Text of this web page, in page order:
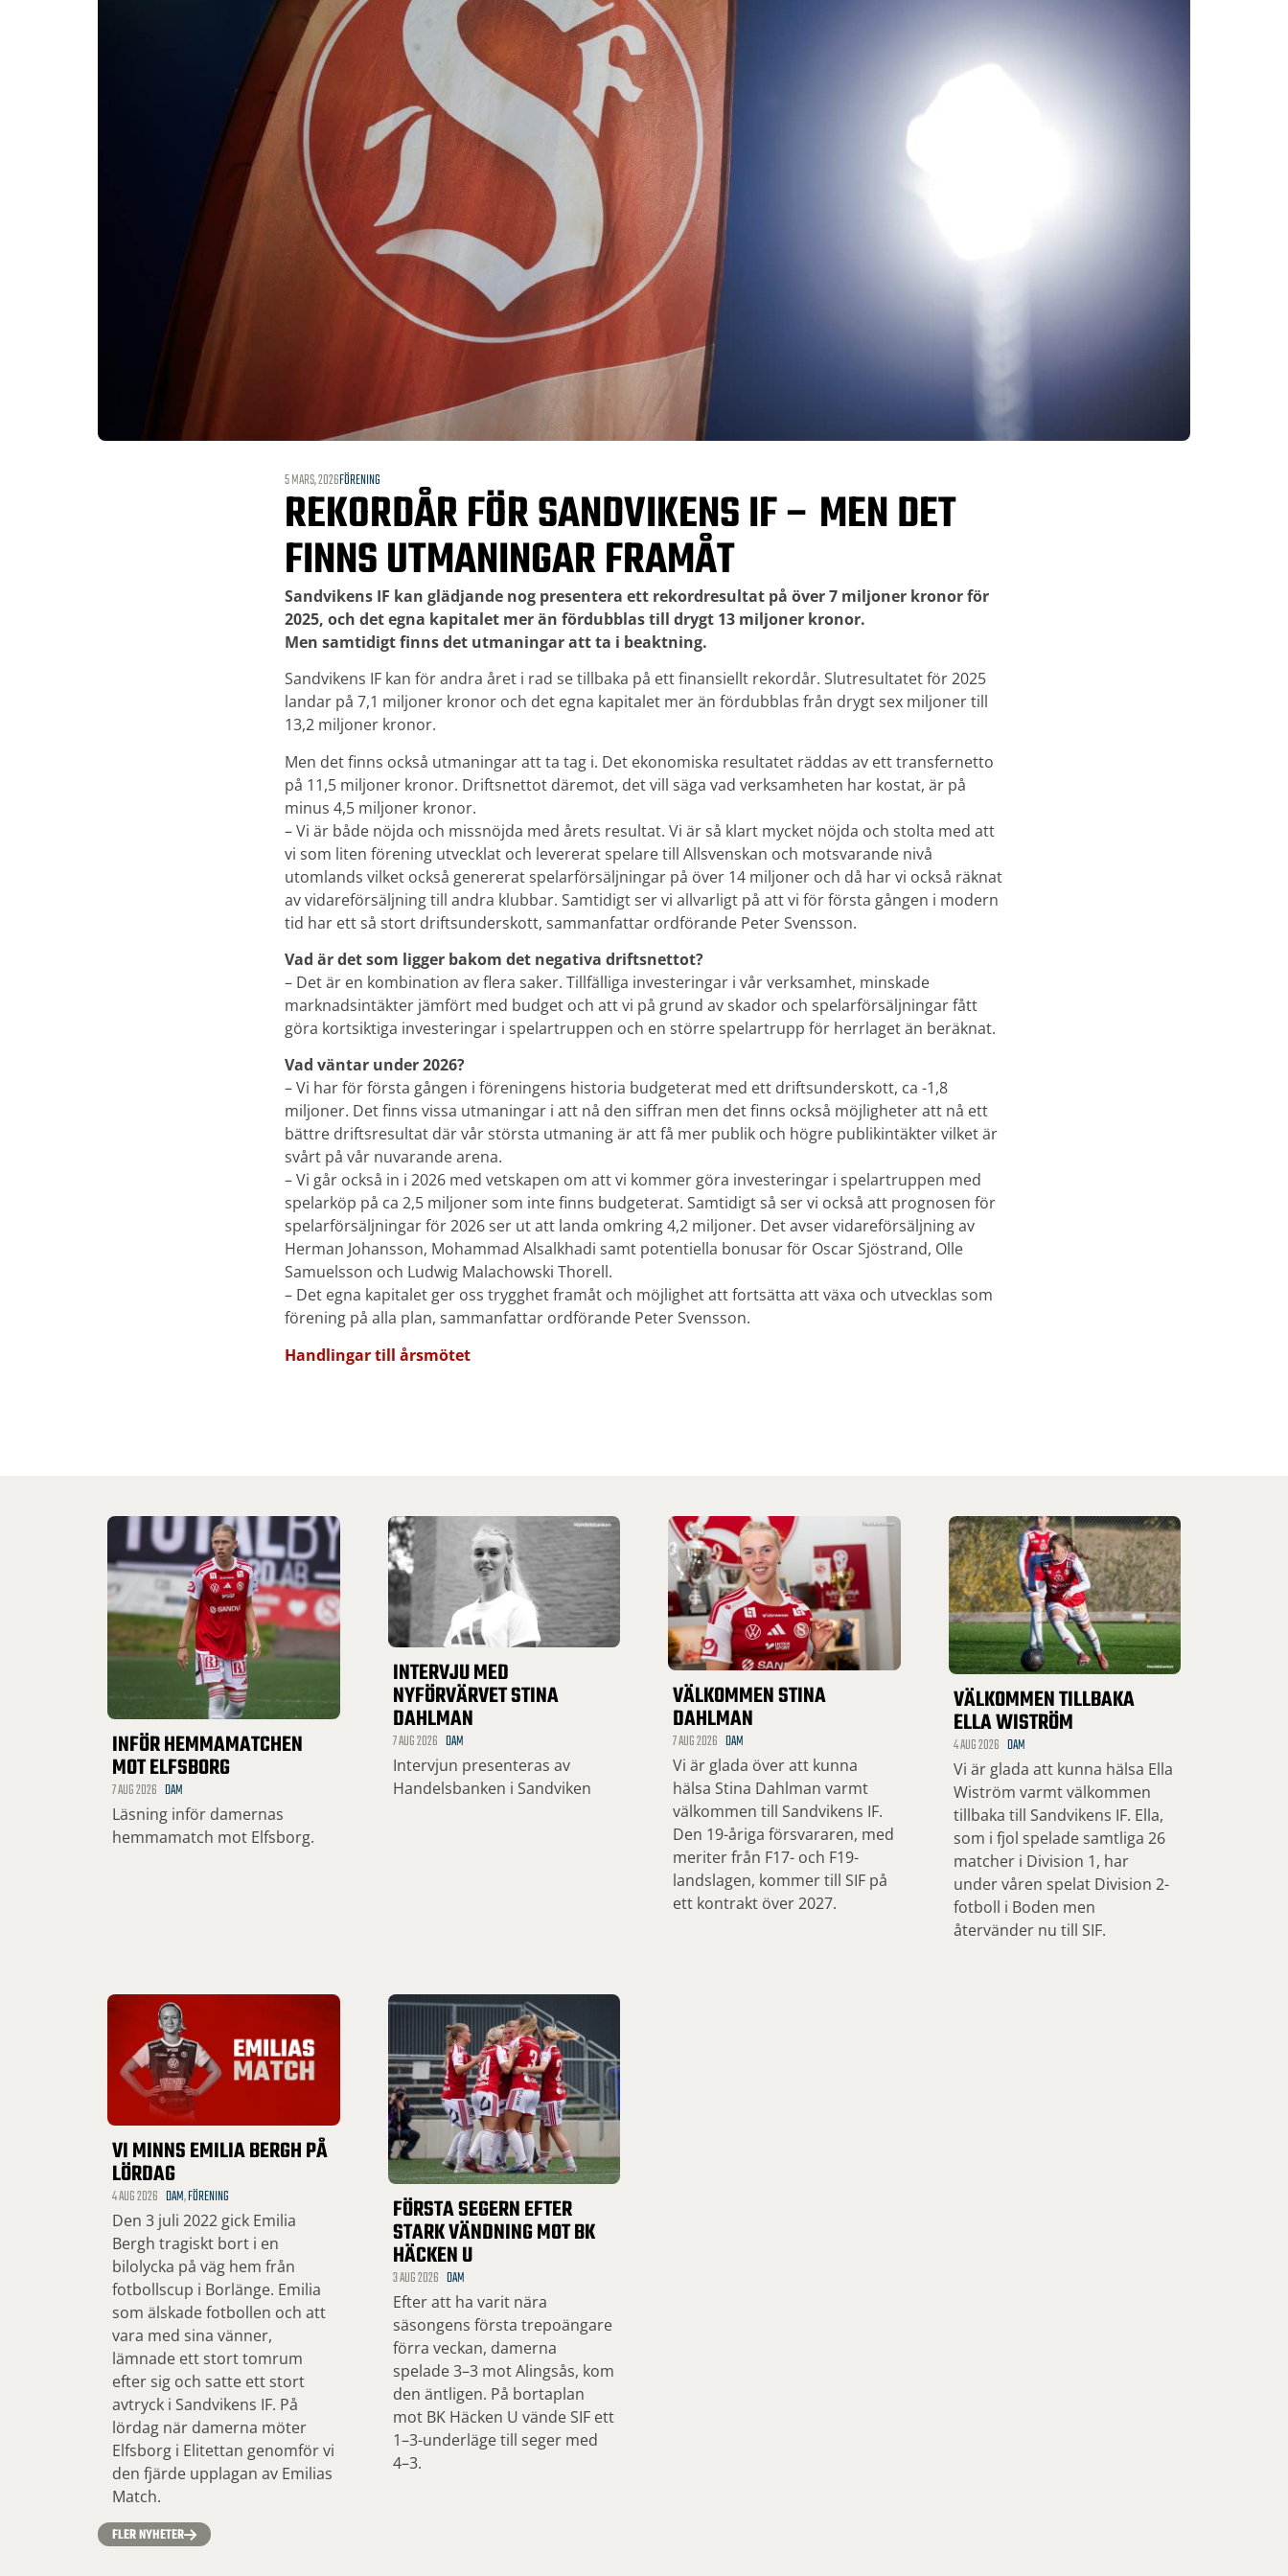
5 MARS, 2026FÖRENING
REKORDÅR FÖR SANDVIKENS IF – MEN DET
FINNS UTMANINGAR FRAMÅT
Sandvikens IF kan glädjande nog presentera ett rekordresultat på över 7 miljoner kronor för
2025, och det egna kapitalet mer än fördubblas till drygt 13 miljoner kronor.
Men samtidigt finns det utmaningar att ta i beaktning.
Sandvikens IF kan för andra året i rad se tillbaka på ett finansiellt rekordår. Slutresultatet för 2025
landar på 7,1 miljoner kronor och det egna kapitalet mer än fördubblas från drygt sex miljoner till
13,2 miljoner kronor.
Men det finns också utmaningar att ta tag i. Det ekonomiska resultatet räddas av ett transfernetto
på 11,5 miljoner kronor. Driftsnettot däremot, det vill säga vad verksamheten har kostat, är på
minus 4,5 miljoner kronor.
– Vi är både nöjda och missnöjda med årets resultat. Vi är så klart mycket nöjda och stolta med att
vi som liten förening utvecklat och levererat spelare till Allsvenskan och motsvarande nivå
utomlands vilket också genererat spelarförsäljningar på över 14 miljoner och då har vi också räknat
av vidareförsäljning till andra klubbar. Samtidigt ser vi allvarligt på att vi för första gången i modern
tid har ett så stort driftsunderskott, sammanfattar ordförande Peter Svensson.
Vad är det som ligger bakom det negativa driftsnettot?
– Det är en kombination av flera saker. Tillfälliga investeringar i vår verksamhet, minskade
marknadsintäkter jämfört med budget och att vi på grund av skador och spelarförsäljningar fått
göra kortsiktiga investeringar i spelartruppen och en större spelartrupp för herrlaget än beräknat.
Vad väntar under 2026?
– Vi har för första gången i föreningens historia budgeterat med ett driftsunderskott, ca -1,8
miljoner. Det finns vissa utmaningar i att nå den siffran men det finns också möjligheter att nå ett
bättre driftsresultat där vår största utmaning är att få mer publik och högre publikintäkter vilket är
svårt på vår nuvarande arena.
– Vi går också in i 2026 med vetskapen om att vi kommer göra investeringar i spelartruppen med
spelarköp på ca 2,5 miljoner som inte finns budgeterat. Samtidigt så ser vi också att prognosen för
spelarförsäljningar för 2026 ser ut att landa omkring 4,2 miljoner. Det avser vidareförsäljning av
Herman Johansson, Mohammad Alsalkhadi samt potentiella bonusar för Oscar Sjöstrand, Olle
Samuelsson och Ludwig Malachowski Thorell.
– Det egna kapitalet ger oss trygghet framåt och möjlighet att fortsätta att växa och utvecklas som
förening på alla plan, sammanfattar ordförande Peter Svensson.
Handlingar till årsmötet
INFÖR HEMMAMATCHEN
MOT ELFSBORG
7 AUG 2026 DAM
Läsning inför damernas
hemmamatch mot Elfsborg.
INTERVJU MED
NYFÖRVÄRVET STINA
DAHLMAN
7 AUG 2026 DAM
Intervjun presenteras av
Handelsbanken i Sandviken
VÄLKOMMEN STINA
DAHLMAN
7 AUG 2026 DAM
Vi är glada över att kunna
hälsa Stina Dahlman varmt
välkommen till Sandvikens IF.
Den 19-åriga försvararen, med
meriter från F17- och F19-
landslagen, kommer till SIF på
ett kontrakt över 2027.
VÄLKOMMEN TILLBAKA
ELLA WISTRÖM
4 AUG 2026 DAM
Vi är glada att kunna hälsa Ella
Wiström varmt välkommen
tillbaka till Sandvikens IF. Ella,
som i fjol spelade samtliga 26
matcher i Division 1, har
under våren spelat Division 2-
fotboll i Boden men
återvänder nu till SIF.
VI MINNS EMILIA BERGH PÅ
LÖRDAG
4 AUG 2026 DAM,FÖRENING
Den 3 juli 2022 gick Emilia
Bergh tragiskt bort i en
bilolycka på väg hem från
fotbollscup i Borlänge. Emilia
som älskade fotbollen och att
vara med sina vänner,
lämnade ett stort tomrum
efter sig och satte ett stort
avtryck i Sandvikens IF. På
lördag när damerna möter
Elfsborg i Elitettan genomför vi
den fjärde upplagan av Emilias
Match.
FÖRSTA SEGERN EFTER
STARK VÄNDNING MOT BK
HÄCKEN U
3 AUG 2026 DAM
Efter att ha varit nära
säsongens första trepoängare
förra veckan, damerna
spelade 3–3 mot Alingsås, kom
den äntligen. På bortaplan
mot BK Häcken U vände SIF ett
1–3-underläge till seger med
4–3.
FLER NYHETER